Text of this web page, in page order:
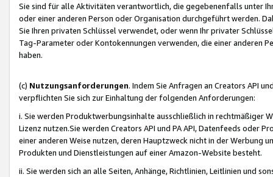
Sie sind für alle Aktivitäten verantwortlich, die gegebenenfalls unter
oder einer anderen Person oder Organisation durchgeführt werden.
Sie Ihren privaten Schlüssel verwendet, oder wenn Ihr privater
Tag-Parameter oder Kontokennungen verwenden, die einer anderen
haben.
(c) Nutzungsanforderungen. Indem Sie Anfragen an Creators API
verpflichten Sie sich zur Einhaltung der folgenden Anforderungen:
i. Sie werden Produktwerbungsinhalte ausschließlich in rechtmäßiger
Lizenz nutzen.Sie werden Creators API und PA API, Datenfeeds oder
einer anderen Weise nutzen, deren Hauptzweck nicht in der Werbung
Produkten und Dienstleistungen auf einer Amazon-Website besteht.
ii. Sie werden sich an alle Seiten, Anhänge, Richtlinien, Leitlinien und